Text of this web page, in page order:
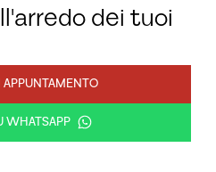
dei tuoi
APPUNTAMENTO
WHATSAPP